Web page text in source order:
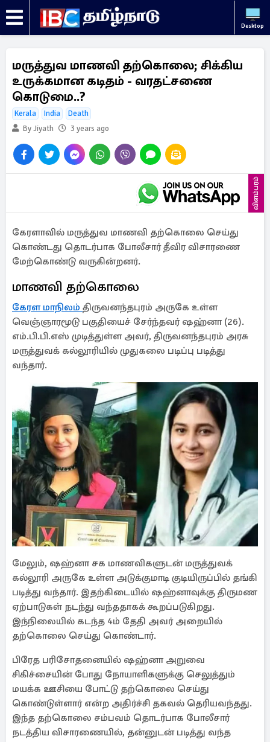
Desktop
மருத்துவ மாணவி தற்கொலை; சிக்கிய
உருக்கமான கடிதம் - வரதட்சணை
கொடுமை..?
Kerala India
Death
By Jiyath
3 years ago
விளம்பரம்
கேரளாவில் மருத்துவ மாணவி தற்கொலை செய்து
கொண்டது தொடர்பாக போலீசார் தீவிர விசாரணை
மேற்கொண்டு வருகின்றனர்.
மாணவி தற்கொலை
கேரள மாநிலம் திருவனந்தபுரம் அருகே உள்ள
வெஞ்ஞாரமூடு பகுதியைச் சேர்ந்தவர் ஷஹ்னா (26).
எம்.பி.பி.எஸ் முடித்துள்ள அவர், திருவனந்தபுரம் அரசு
மருத்துவக் கல்லூரியில் முதுகலை படிப்பு படித்து
வந்தார்.
மேலும், ஷஹ்னா சக மாணவிகளுடன் மருத்துவக்
கல்லூரி அருகே உள்ள அடுக்குமாடி குடியிருப்பில் தங்கி
படித்து வந்தார். இதற்கிடையில் ஷஹ்னாவுக்கு திருமண
ஏற்பாடுகள் நடந்து வந்ததாகக் கூறப்படுகிறது.
இந்நிலையில் கடந்த 4ம் தேதி அவர் அறையில்
தற்கொலை செய்து கொண்டார்.
பிரேத பரிசோதனையில் ஷஹ்னா அறுவை
சிகிச்சையின் போது நோயாளிகளுக்கு செலுத்தும்
மயக்க ஊசியை போட்டு தற்கொலை செய்து
கொண்டுள்ளார் என்ற அதிர்ச்சி தகவல் தெரியவந்தது.
இந்த தற்கொலை சம்பவம் தொடர்பாக போலீசார்
நடத்திய விசாரணையில், தன்னுடன் படித்து வந்த